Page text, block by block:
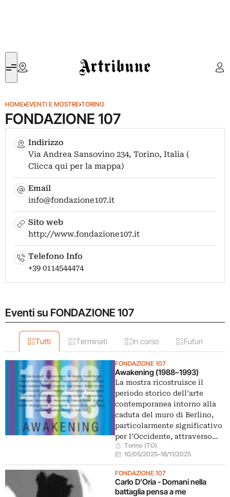
Artribune
HOME›EVENTI E MOSTRE›TORINO
FONDAZIONE 107
Indirizzo
Via Andrea Sansovino 234, Torino, Italia (
Clicca qui per la mappa)
Email
info@fondazione107.it
Sito web
http://www.fondazione107.it
Telefono Info
+39 0114544474
Eventi su FONDAZIONE 107
Tutti Terminati In corso Futuri
FONDAZIONE 107
Awakening (1988–1993)
La mostra ricostruisce il
periodo storico dell’arte
contemporanea intorno alla
caduta del muro di Berlino,
particolarmente significativo
per l’Occidente, attraverso…
Torino (TO)
10/05/2025–16/11/2025
FONDAZIONE 107
Carlo D’Oria - Domani nella
battaglia pensa a me